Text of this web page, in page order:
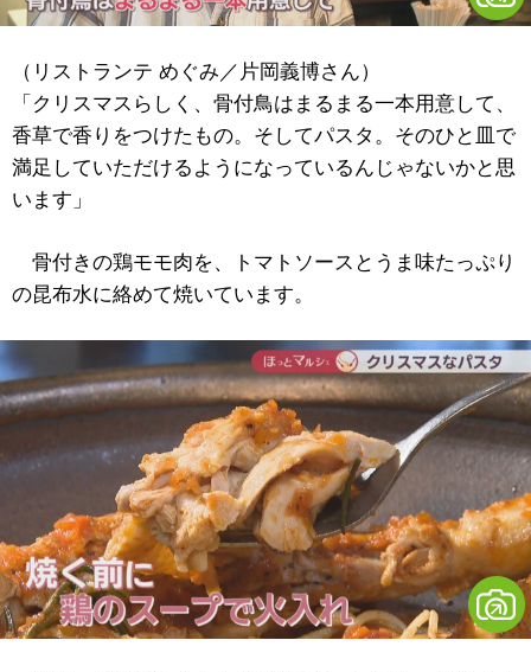
（リストランテ めぐみ／片岡義博さん）
「クリスマスらしく、骨付鳥はまるまる一本用意して、
香草で香りをつけたもの。そしてパスタ。そのひと皿で
満足していただけるようになっているんじゃないかと思
います」
骨付きの鶏モモ肉を、トマトソースとうま味たっぷり
の昆布水に絡めて焼いています。